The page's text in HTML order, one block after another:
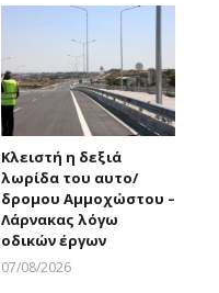
Κλειστή η δεξιά
λωρίδα του αυτο/
δρομου Αμμοχώστου –
Λάρνακας λόγω
οδικών έργων
07/08/2026